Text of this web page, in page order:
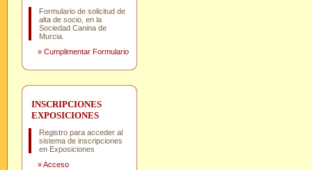
Formulario de solicitud de
alta de socio, en la
Sociedad Canina de
Murcia.
» Cumplimentar Formulario
INSCRIPCIONES
EXPOSICIONES
Registro para acceder al
sistema de inscripciones
en Exposiciones
»Acceso